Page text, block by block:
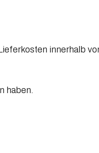
innerhalb
haben.